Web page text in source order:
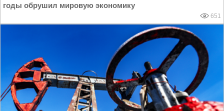
годы обрушил мировую экономику
651